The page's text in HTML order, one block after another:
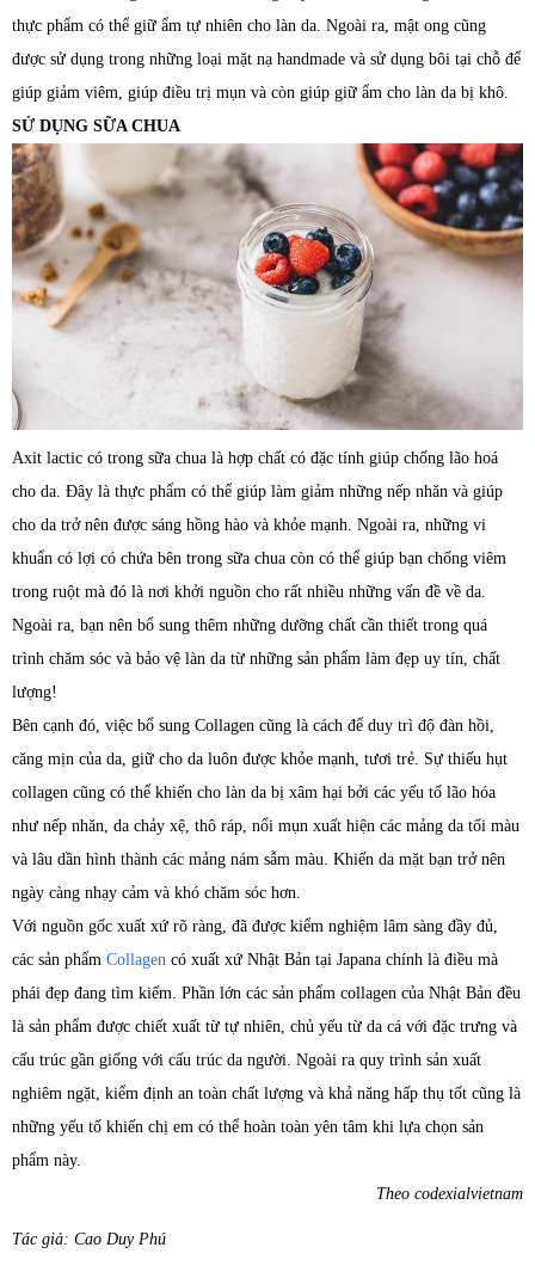
thực phẩm có thể giữ ẩm tự nhiên cho làn da. Ngoài ra, mật ong cũng
được sử dụng trong những loại mặt nạ handmade và sử dụng bôi tại chỗ để
giúp giảm viêm, giúp điều trị mụn và còn giúp giữ ẩm cho làn da bị khô.
SỬ DỤNG SỮA CHUA
Axit lactic có trong sữa chua là hợp chất có đặc tính giúp chống lão hoá
cho da. Đây là thực phẩm có thể giúp làm giảm những nếp nhăn và giúp
cho da trở nên được sáng hồng hào và khỏe mạnh. Ngoài ra, những vi
khuẩn có lợi có chứa bên trong sữa chua còn có thể giúp bạn chống viêm
trong ruột mà đó là nơi khởi nguồn cho rất nhiều những vấn đề về da.
Ngoài ra, bạn nên bổ sung thêm những dưỡng chất cần thiết trong quá
trình chăm sóc và bảo vệ làn da từ những sản phẩm làm đẹp uy tín, chất
lượng!
Bên cạnh đó, việc bổ sung Collagen cũng là cách để duy trì độ đàn hồi,
căng mịn của da, giữ cho da luôn được khỏe mạnh, tươi trẻ. Sự thiếu hụt
collagen cũng có thể khiến cho làn da bị xâm hại bởi các yếu tố lão hóa
như nếp nhăn, da chảy xệ, thô ráp, nổi mụn xuất hiện các mảng da tối màu
và lâu dần hình thành các mảng nám sẫm màu. Khiến da mặt bạn trở nên
ngày càng nhạy cảm và khó chăm sóc hơn.
Với nguồn gốc xuất xứ rõ ràng, đã được kiểm nghiệm lâm sàng đầy đủ,
các sản phẩm Collagen có xuất xứ Nhật Bản tại Japana chính là điều mà
phái đẹp đang tìm kiếm. Phần lớn các sản phẩm collagen của Nhật Bản đều
là sản phẩm được chiết xuất từ tự nhiên, chủ yếu từ da cá với đặc trưng và
cấu trúc gần giống với cấu trúc da người. Ngoài ra quy trình sản xuất
nghiêm ngặt, kiểm định an toàn chất lượng và khả năng hấp thụ tốt cũng là
những yếu tố khiến chị em có thể hoàn toàn yên tâm khi lựa chọn sản
phẩm này.
Theo codexialvietnam
Tác giả: Cao Duy Phú